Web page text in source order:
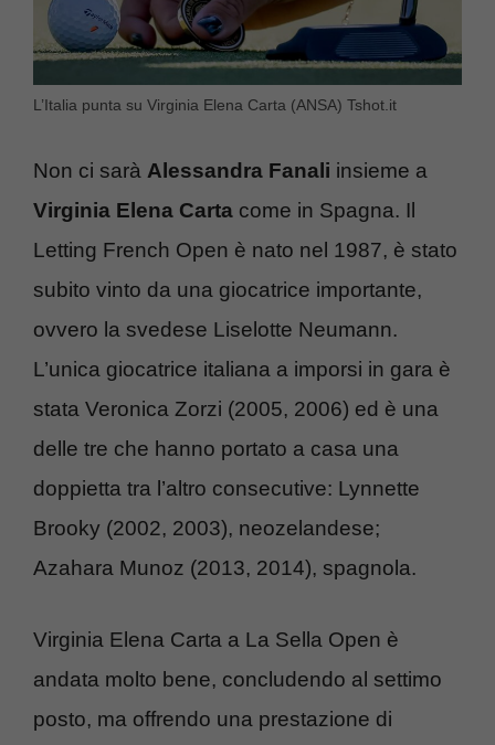
L’Italia punta su Virginia Elena Carta (ANSA) Tshot.it
Non ci sarà Alessandra Fanali insieme a
Virginia Elena Carta come in Spagna. Il
Letting French Open è nato nel 1987, è stato
subito vinto da una giocatrice importante,
ovvero la svedese Liselotte Neumann.
L’unica giocatrice italiana a imporsi in gara è
stata Veronica Zorzi (2005, 2006) ed è una
delle tre che hanno portato a casa una
doppietta tra l’altro consecutive: Lynnette
Brooky (2002, 2003), neozelandese;
Azahara Munoz (2013, 2014), spagnola.
Virginia Elena Carta a La Sella Open è
andata molto bene, concludendo al settimo
posto, ma offrendo una prestazione di